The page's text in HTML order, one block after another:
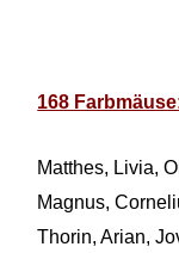
168
Matthes, Livia,
Magnus,
Thorin, Arian,